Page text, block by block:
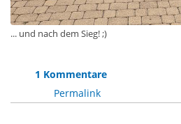
... und nach dem Sieg! ;)
1 Kommentare
Permalink